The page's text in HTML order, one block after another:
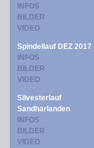
INFOS
BILDER
VIDEO
Spindellauf DEZ 2017
INFOS
BILDER
VIDEO
Silvesterlauf
Sandharlanden
INFOS
BILDER
VIDEO